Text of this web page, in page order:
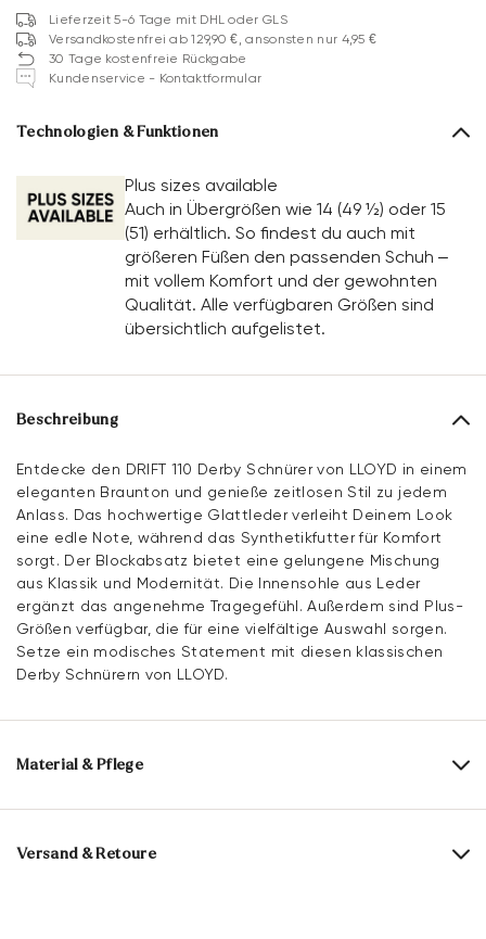
Lieferzeit 5-6 Tage mit DHL oder GLS
Versandkostenfrei ab 129,90 €, ansonsten nur 4,95 €
30 Tage kostenfreie Rückgabe
Kundenservice - Kontaktformular
Technologien & Funktionen
Plus sizes available
Auch in Übergrößen wie 14 (49 ½) oder 15
(51) erhältlich. So findest du auch mit
größeren Füßen den passenden Schuh –
mit vollem Komfort und der gewohnten
Qualität. Alle verfügbaren Größen sind
übersichtlich aufgelistet.
Beschreibung
Entdecke den DRIFT 110 Derby Schnürer von LLOYD in einem
eleganten Braunton und genieße zeitlosen Stil zu jedem
Anlass. Das hochwertige Glattleder verleiht Deinem Look
eine edle Note, während das Synthetikfutter für Komfort
sorgt. Der Blockabsatz bietet eine gelungene Mischung
aus Klassik und Modernität. Die Innensohle aus Leder
ergänzt das angenehme Tragegefühl. Außerdem sind Plus-
Größen verfügbar, die für eine vielfältige Auswahl sorgen.
Setze ein modisches Statement mit diesen klassischen
Derby Schnürern von LLOYD.
Material & Pflege
Produktionsgrößengang: UK-Größen
Obermaterial:
Versand & Retoure